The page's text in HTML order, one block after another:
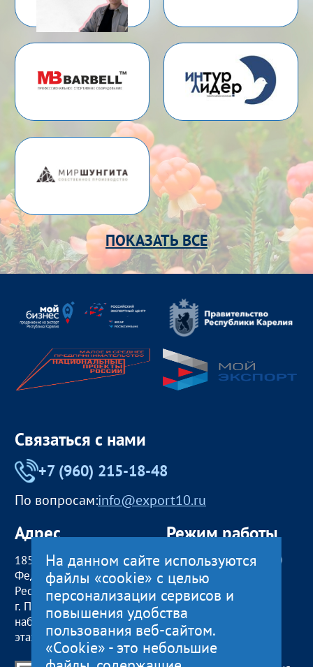
ПОКАЗАТЬ ВСЕ
Связаться с нами
+7 (960) 215-18-48
По вопросам:info@export10.ru
Адрес
185000, Российская
Федерация,
Республика Карелия
г. Петрозаводск,
наб. Гюллинга, 11 / 2
этаж, офис 2
Режим работы
пн — чт:09:00 — 18:00
пт:09:00 — 17:00
обед с 13:00 до 14:00
сб, вс
На данном сайте используются
файлы «cookie» с целью
персонализации сервисов и
повышения удобства
пользования веб-сайтом.
«Cookie» - это небольшие